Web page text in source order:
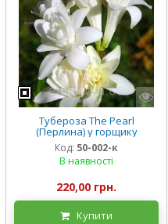
Тубероза The Pearl
(Перлина) у горщику
Код: 50-002-к
В наявності
220,00 грн.
Купити